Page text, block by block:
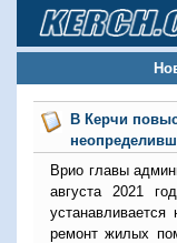
В Керчи
Врио главы
августа 2021
ремонт жилых